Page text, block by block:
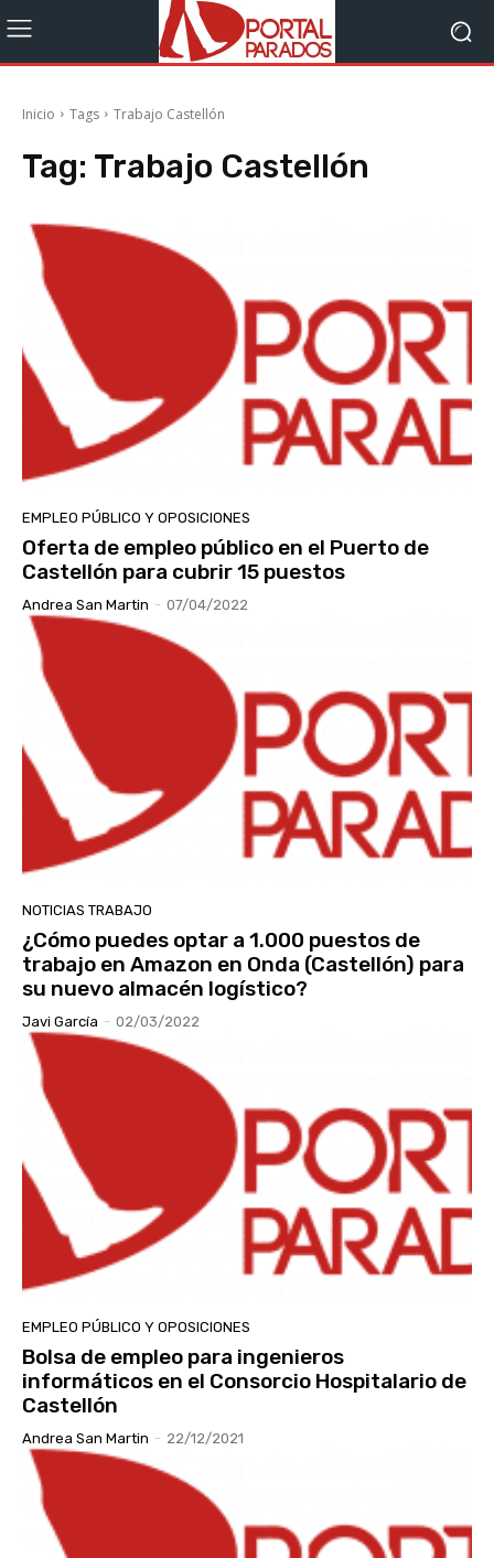
Inicio Tags Trabajo Castellón
Tag: Trabajo Castellón
EMPLEO PÚBLICO Y OPOSICIONES
Oferta de empleo público en el Puerto de
Castellón para cubrir 15 puestos
Andrea San Martin - 07/04/2022
NOTICIAS TRABAJO
¿Cómo puedes optar a 1.000 puestos de
trabajo en Amazon en Onda (Castellón) para
su nuevo almacén logístico?
Javi García - 02/03/2022
EMPLEO PÚBLICO Y OPOSICIONES
Bolsa de empleo para ingenieros
informáticos en el Consorcio Hospitalario de
Castellón
Andrea San Martin - 22/12/2021